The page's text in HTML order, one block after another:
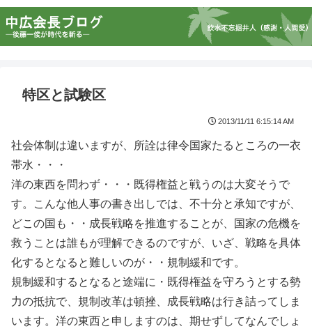
特区と試験区
2013/11/11 6:15:14 AM
社会体制は違いますが、所詮は律令国家たるところの一衣
帯水・・・
洋の東西を問わず・・・既得権益と戦うのは大変そうで
す。こんな他人事の書き出しでは、不十分と承知ですが、
どこの国も・・成長戦略を推進することが、国家の危機を
救うことは誰もが理解できるのですが、いざ、戦略を具体
化するとなると難しいのが・・規制緩和です。
規制緩和するとなると途端に・既得権益を守ろうとする勢
力の抵抗で、規制改革は頓挫、成長戦略は行き詰ってしま
います。洋の東西と申しますのは、期せずしてなんでしょ